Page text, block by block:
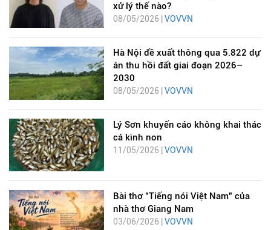
xử lý thế nào?
08/05/2026 | VOVVN
Hà Nội đề xuất thông qua 5.822 dự
án thu hồi đất giai đoạn 2026–
2030
08/05/2026 | VOVVN
Lý Sơn khuyến cáo không khai thác
cá kình non
11/05/2026 | VOVVN
Bài thơ "Tiếng nói Việt Nam" của
nhà thơ Giang Nam
03/06/2026 | VOVVN